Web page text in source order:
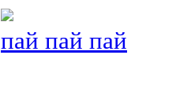
пай пай пай